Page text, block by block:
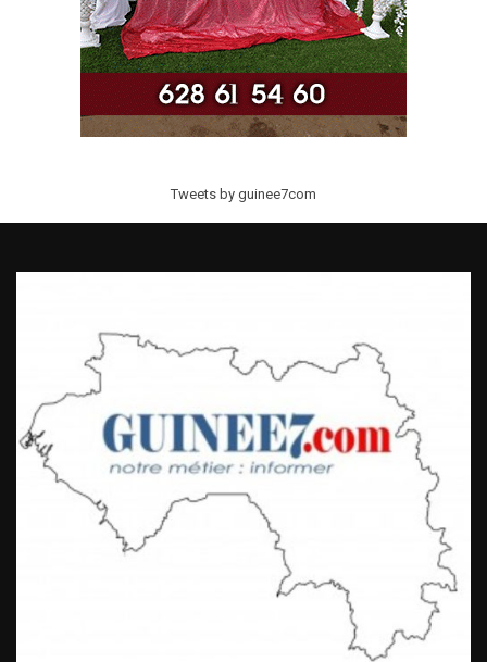
Tweets by guinee7com